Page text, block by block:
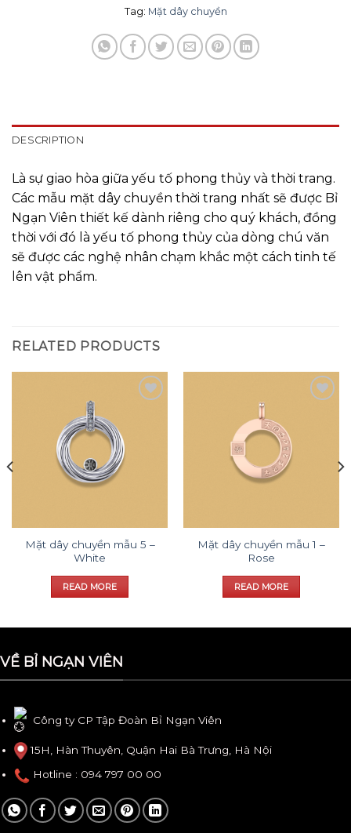
Tag: Mặt dây chuyền
DESCRIPTION
Là sự giao hòa giữa yếu tố phong thủy và thời trang.
Các mẫu mặt dây chuyền thời trang nhất sẽ được Bỉ
Ngạn Viên thiết kế dành riêng cho quý khách, đồng
thời với đó là yếu tố phong thủy của dòng chú văn
sẽ được các nghệ nhân chạm khắc một cách tinh tế
lên vật phẩm.
RELATED PRODUCTS
Mặt dây chuyền mẫu 5 –
White
READ MORE
Mặt dây chuyền mẫu 1 –
Rose
READ MORE
VỀ BỈ NGẠN VIÊN
Công ty CP Tập Đoàn Bỉ Ngạn Viên
15H, Hàn Thuyên, Quận Hai Bà Trưng, Hà Nội
Hotline : 094 797 00 00